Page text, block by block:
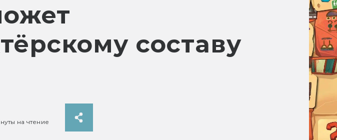
составу
на чтение